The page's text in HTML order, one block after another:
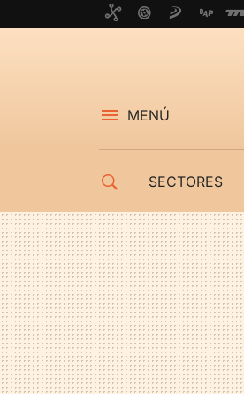
MENÚ
SECTORES